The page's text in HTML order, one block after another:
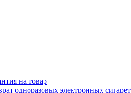
на товар
одноразовых электронных сигарет